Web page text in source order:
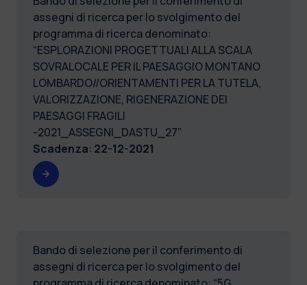
assegni di ricerca per lo svolgimento del
programma di ricerca denominato:
“ESPLORAZIONI PROGETTUALI ALLA SCALA
SOVRALOCALE PER IL PAESAGGIO MONTANO
LOMBARDO//ORIENTAMENTI PER LA TUTELA,
VALORIZZAZIONE, RIGENERAZIONE DEI
PAESAGGI FRAGILI
-2021_ASSEGNI_DASTU_27”
Scadenza: 22-12-2021
Bando di selezione per il conferimento di
assegni di ricerca per lo svolgimento del